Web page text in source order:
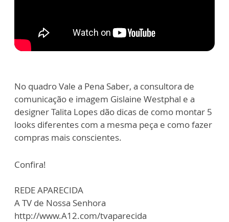
No quadro Vale a Pena Saber, a consultora de
comunicação e imagem Gislaine Westphal e a
designer Talita Lopes dão dicas de como montar 5
looks diferentes com a mesma peça e como fazer
compras mais conscientes.
Confira!
REDE APARECIDA
A TV de Nossa Senhora
http://www.A12.com/tvaparecida